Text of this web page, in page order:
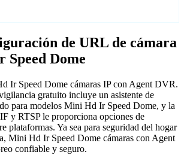
de URL de cámara
Dome
Ir Speed Dome cámaras IP con Agent DVR.
gratuito incluye un asistente de
para modelos Mini Hd Ir Speed Dome, y la
y RTSP le proporciona opciones de
plataformas. Ya sea para seguridad del hogar
Mini Hd Ir Speed Dome cámaras con Agent
confiable y seguro.